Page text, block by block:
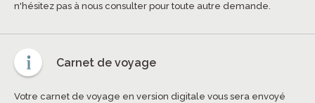
n'hésitez pas à nous consulter pour toute autre demande.
Carnet de voyage
Votre carnet de voyage en version digitale vous sera envoyé